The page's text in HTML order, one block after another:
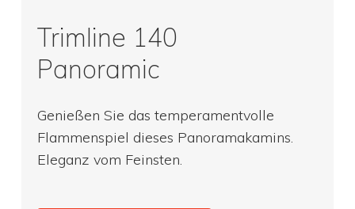
Trimline 140
Panoramic
Genießen Sie das temperamentvolle
Flammenspiel dieses Panoramakamins.
Eleganz vom Feinsten.